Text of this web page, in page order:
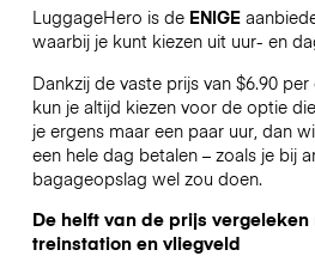
LuggageHero is de ENIGE
waarbij je kunt kiezen uit uur- en
Dankzij de vaste prijs van $6.90
kun je altijd kiezen voor de optie
je ergens maar een paar uur, dan
een hele dag betalen – zoals je bij
bagageopslag wel zou doen.
De helft van de prijs
treinstation en vliegveld